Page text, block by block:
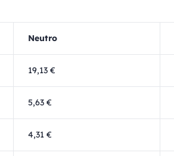
Neutro
19,13 €
5,63 €
4,31 €